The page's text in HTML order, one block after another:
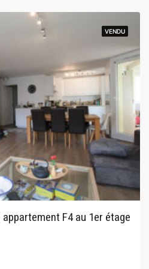
VENDU
VENDU
F4 au 1er étage